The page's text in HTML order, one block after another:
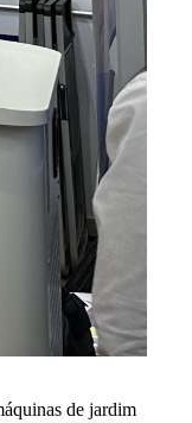
de jardim